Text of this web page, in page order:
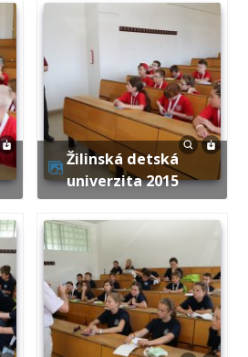
Žilinská detská
univerzita 2015